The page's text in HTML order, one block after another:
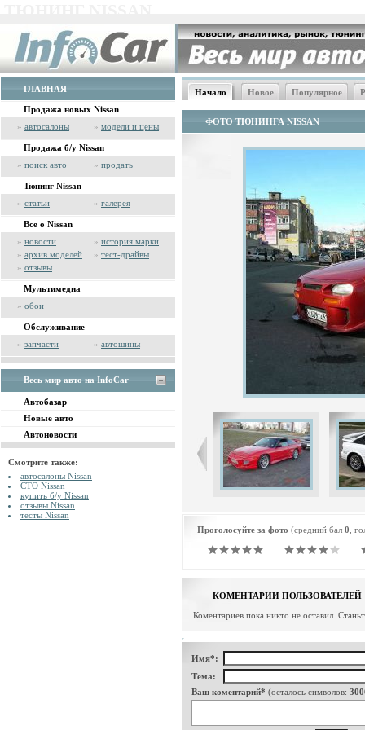
ГЛАВНАЯ
Продажа новых Nissan
» автосалоны » модели и цены
Продажа б/у Nissan
» поиск авто » продать
Тюнинг Nissan
» статьи » галерея
Все о Nissan
» новости » история марки
» архив моделей » тест-драйвы
» отзывы
Мультимедиа
» обои
Обслуживание
» запчасти » автошины
Весь мир авто на InfoCar
Автобазар
Новые авто
Автоновости
Смотрите также:
автосалоны Nissan
СТО Nissan
купить б/у Nissan
отзывы Nissan
тесты Nissan
Начало Новое Популярное
ФОТО ТЮНИНГА NISSAN
Проголосуйте за фото (средний бал 0 ,
КОМЕНТАРИИ ПОЛЬЗОВАТЕЛЕЙ
Коментариев пока никто не оставил.
Имя*:
Тема:
Ваш коментарий* (осталось символов: